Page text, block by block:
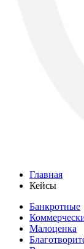
Главная
Кейсы
Банкротные
Малоценка